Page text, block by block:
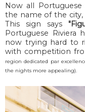
Now all Portuguese
the name of the city,
This sign says
Portuguese Riviera
now trying hard to
with competition
region dedicated par
the nights more appealing).